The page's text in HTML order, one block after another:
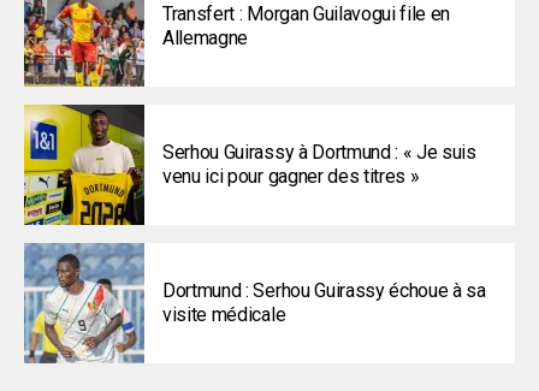
Transfert : Morgan Guilavogui file en
Allemagne
Serhou Guirassy à Dortmund : « Je suis
venu ici pour gagner des titres »
Dortmund : Serhou Guirassy échoue à sa
visite médicale